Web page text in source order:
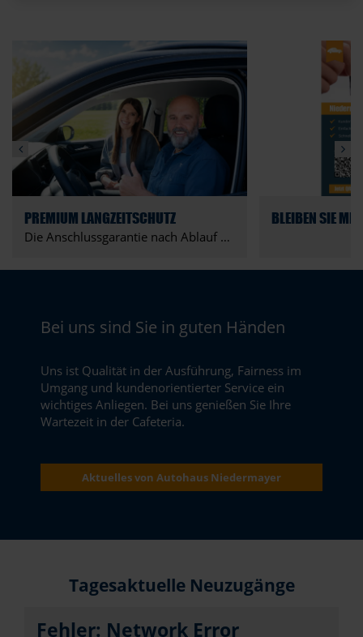
PREMIUM LANGZEITSCHUTZ
Die Anschlussgarantie nach Ablauf der Hersteller- oder Neuwagenanschlussgarantie
Bei uns sind Sie in guten Händen
Uns ist Qualität in der Ausführung, Fairness im
Umgang und kundenorientierter Service ein
wichtiges Anliegen. Bei uns genießen Sie Ihre
Wartezeit in der Cafeteria.
Aktuelles von Autohaus Niedermayer
Tagesaktuelle Neuzugänge
Fehler: Network Error